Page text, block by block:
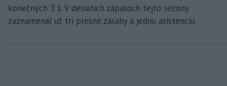
konečných 3:1. V desiatich zápasoch tejto sezóny
zaznamenal už tri presné zásahy a jednu asistenciu.